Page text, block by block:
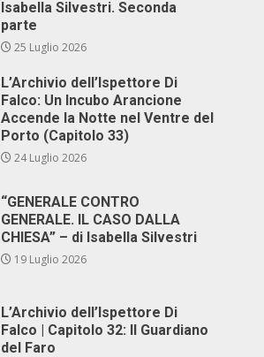
Isabella Silvestri. Seconda
parte
25 Luglio 2026
L’Archivio dell’Ispettore Di
Falco: Un Incubo Arancione
Accende la Notte nel Ventre del
Porto (Capitolo 33)
24 Luglio 2026
“GENERALE CONTRO
GENERALE. IL CASO DALLA
CHIESA” – di Isabella Silvestri
19 Luglio 2026
L’Archivio dell’Ispettore Di
Falco | Capitolo 32: Il Guardiano
del Faro